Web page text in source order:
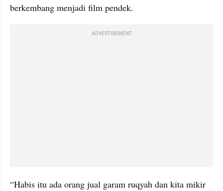
berkembang menjadi film pendek.
ADVERTISEMENT
“Habis itu ada orang jual garam ruqyah dan kita mikir